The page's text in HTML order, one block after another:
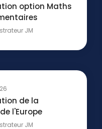
option Maths
JM
de la
l'Europe
JM